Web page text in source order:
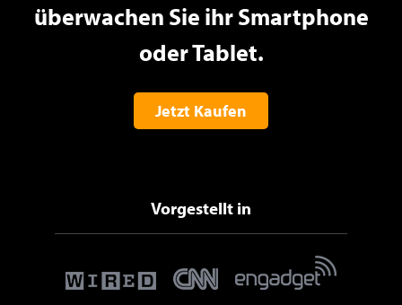
überwachen Sie ihr Smartphone
oder Tablet.
Jetzt Kaufen
Vorgestellt in